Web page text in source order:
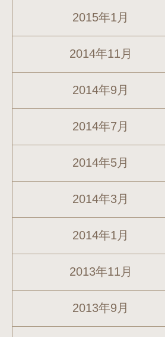
2015年1月
2014年11月
2014年9月
2014年7月
2014年5月
2014年3月
2014年1月
2013年11月
2013年9月